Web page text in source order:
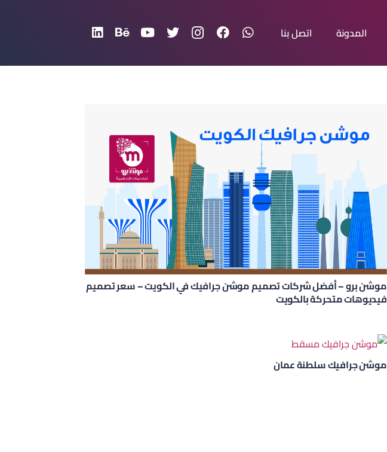
المدونة اتصل بنا
موشن برو – أفضل شركات تصميم موشن جرافيك في الكويت – سعر تصميم
فيديوهات متحركة بالكويت
موشن جرافيك سلطنة عمان